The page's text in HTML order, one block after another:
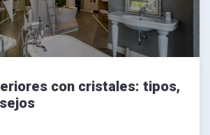
con cristales: tipos,